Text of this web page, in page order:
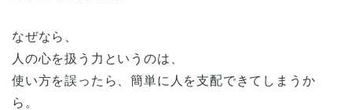
なぜなら、
人の心を扱う力というのは、
使い方を誤ったら、簡単に人を支配できてしまうか
ら。